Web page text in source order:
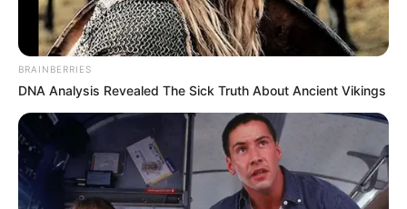
BRAINBERRIES
DNA Analysis Revealed The Sick Truth About Ancient Vikings